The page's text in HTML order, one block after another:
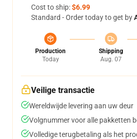
Cost to ship:$6.99
Standard - Order today to get by
Production
Today
Shipping
Aug. 07
Veilige transactie
Wereldwijde levering aan uw deur
Volgnummer voor alle pakketten
Volledige terugbetaling als het